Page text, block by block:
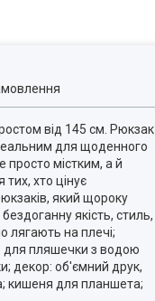
від 145 см. Рюкзак
для щоденного
просто містким, а й
хто цінує
який щороку
якість, стиль,
лягають на плечі;
для пляшечки з водою
декор: об'ємний друк,
кишеня для планшета;